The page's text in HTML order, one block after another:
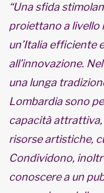
“Una sfida
proiettano a livello
un’Italia efficiente
all’innovazione.
una lunga
Lombardia sono
capacità
risorse artistiche,
Condividono,
conoscere a un